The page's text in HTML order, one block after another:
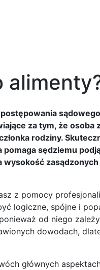
za tym, że osoba
rodziny.
sędziemu
z pomocy
logiczne, spójne i
od niego
dowodach,
głównych